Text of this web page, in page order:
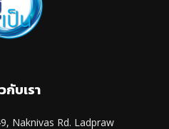
กับเรา
Naknivas Rd. Ladpraw